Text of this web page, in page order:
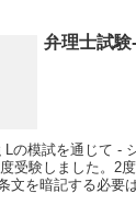
弁理士試
の模試を通じて -
受験しました。2
文を暗記する必要